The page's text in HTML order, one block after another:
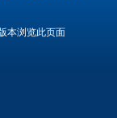
本浏览此页面